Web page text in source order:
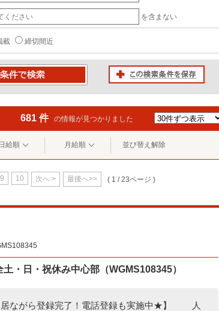
を含まない
載 締切間近
681 件 の情報が見つかりました
日給順 月給順 並び替え解除
9 10 次へ > 最後へ>> ( 1 / 23ページ )
・日・祝休み中心部（WGMS108345）
居ながら登録完了！電話登録も実施中★】 人